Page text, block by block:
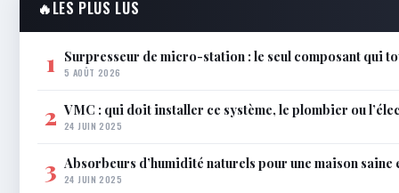
🔥LES PLUS LUS
1 Surpresseur de micro-station : le seul composant qui
5 AOÛT 2026
2 VMC : qui doit installer ce système, le plombier ou
24 JUIN 2025
3 Absorbeurs d’humidité naturels pour une maison saine
24 JUIN 2025